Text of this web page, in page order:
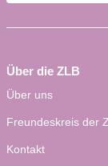
Über die ZLB
Über uns
Freundeskreis der
Kontakt